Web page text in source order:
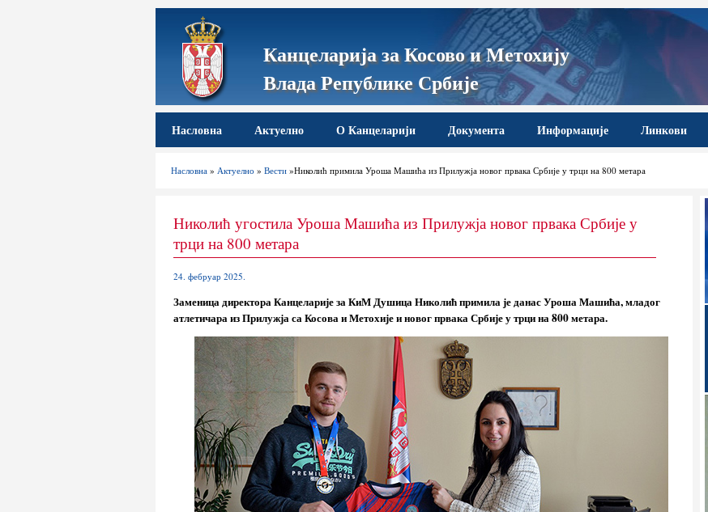
Канцеларија за Косово и Метохију
Влада Републике Србије
Насловна Актуелно О Канцеларији Документа Информације Линкови
Насловна »Актуелно »Вести »Николић примила Уроша Машића из Прилужја новог првака Србије у трци на 800 метара
Николић угостила Уроша Машића из Прилужја новог првака Србије у
трци на 800 метара
24. фебруар 2025.
Заменица директора Канцеларије за КиМ Душица Николић примила је данас Уроша Машића, младог
атлетичара из Прилужја са Косова и Метохије и новог првака Србије у трци на 800 метара.